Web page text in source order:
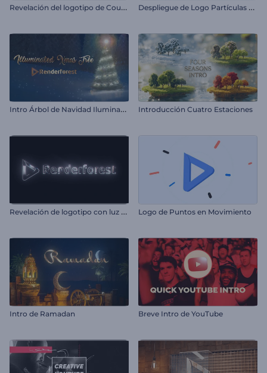
R
evelación del logotipo de Countdown D
espliegue de Logo Partículas Cinéticas
I
ntro Árbol de Navidad Iluminado Introducción Cuatro Estaciones
R
evelación de logotipo con luz suave Logo de Puntos en Movimiento
Intro de Ramadan Breve Intro de YouTube